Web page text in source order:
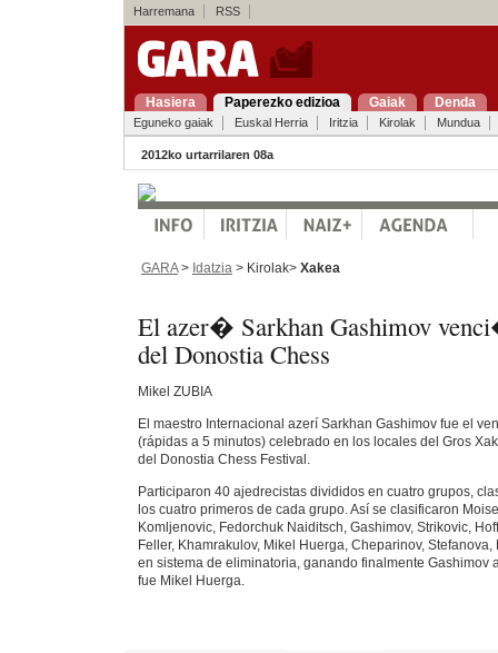
Harremana RSS
Hasiera Paperezko edizioa Gaiak Denda
Eguneko gaiak Euskal Herria Iritzia Kirolak Mundua
2012ko urtarrilaren 08a
GARA> Idatzia > Kirolak> Xakea
El azer� Sarkhan Gashimov
del Donostia Chess
Mikel ZUBIA
El maestro Internacional azerí Sarkhan Gashimov fue el
(rápidas a 5 minutos) celebrado en los locales del Gros
del Donostia Chess Festival.
Participaron 40 ajedrecistas divididos en cuatro grupos,
los cuatro primeros de cada grupo. Así se clasificaron
Komljenovic, Fedorchuk Naiditsch, Gashimov, Strikovic,
Feller, Khamrakulov, Mikel Huerga, Cheparinov,
en sistema de eliminatoria, ganando finalmente Gashimov
fue Mikel Huerga.